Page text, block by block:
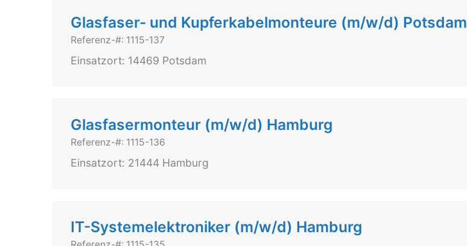
Glasfaser- und Kupferkabelmonteure (m/w/d) Potsdam
Referenz-#: 1115-137
Einsatzort: 14469 Potsdam
Glasfasermonteur (m/w/d) Hamburg
Referenz-#: 1115-136
Einsatzort: 21444 Hamburg
IT-Systemelektroniker (m/w/d) Hamburg